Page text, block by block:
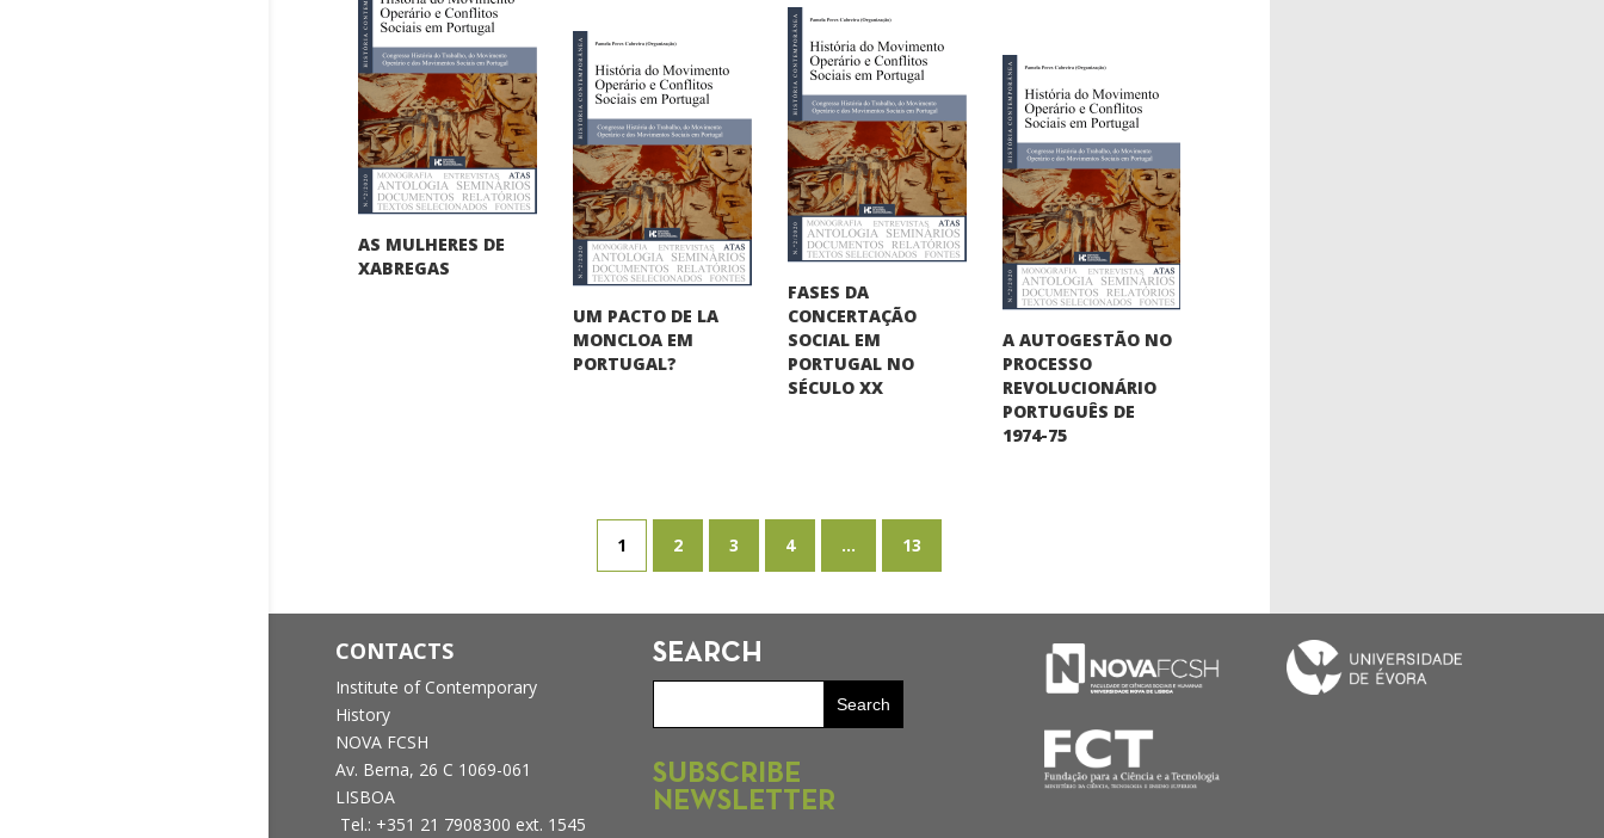
AS MULHERES DE
XABREGAS
FASES DA
CONCERTAÇÃO
SOCIAL EM
PORTUGAL NO
SÉCULO XX
UM PACTO DE LA
MONCLOA EM
PORTUGAL?
A AUTOGESTÃO NO
PROCESSO
REVOLUCIONÁRIO
PORTUGUÊS DE
1974-75
1 2 3 4 ... 13
CONTACTS
Institute of Contemporary
History
NOVA FCSH
Av. Berna, 26 C 1069-061
LISBOA
Tel.: +351 21 7908300 ext. 1545
SEARCH
SUBSCRIBE
NEWSLETTER